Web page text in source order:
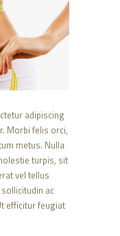
adipiscing
Morbi felis orci,
metus. Nulla
turpis, sit
vel tellus
ac
efficitur feugiat